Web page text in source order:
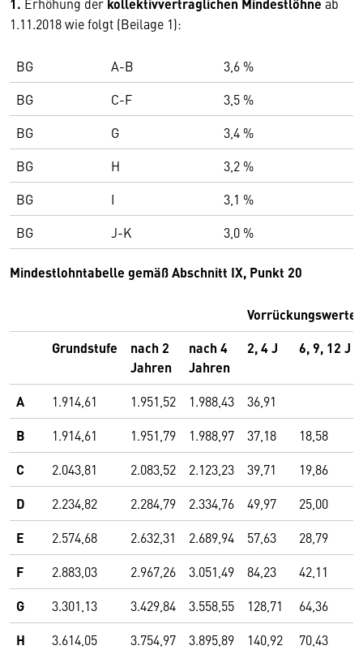
1.11.2018 wie folgt (Beilage 1):
BG A-B
3,6 %
BG
C-F
3,5 %
BG
G
3,4 %
BG
H
3,2 %
BG
I
3,1 %
BG
J-K 3,0 %
Mindestlohntabelle gemäß Abschnitt IX, Punkt 20
Vorrückungswerte
Grundstufe
nach 2
Jahren
nach 4
Jahren
2, 4 J 6, 9, 12 J
A 1.914,61 1.951,52 1.988,43 36,91
B 1.914,61 1.951,79 1.988,97 37,18 18,58
C 2.043,81 2.083,52 2.123,23 39,71 19,86
D 2.234,82 2.284,79 2.334,76 49,97 25,00
E 2.574,68 2.632,31 2.689,94 57,63 28,79
F 2.883,03 2.967,26 3.051,49 84,23 42,11
G 3.301,13 3.429,84 3.558,55 128,71 64,36
H 3.614,05 3.754,97 3.895,89 140,92 70,43